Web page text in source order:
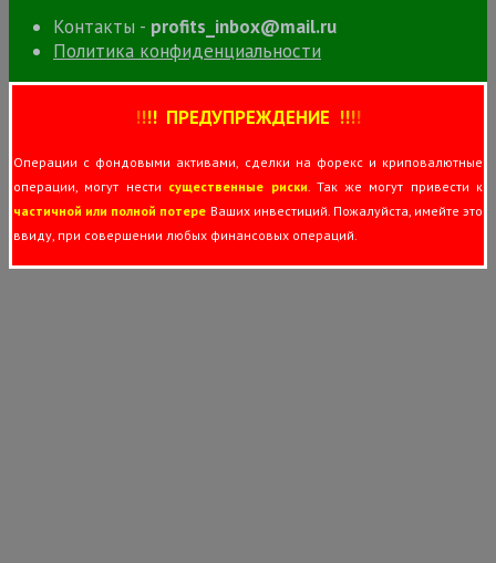
Контакты - profits_inbox@mail.ru
Политика конфиденциальности
!!!! ПРЕДУПРЕЖДЕНИЕ !!!!
Операции с фондовыми активами, сделки на форекс и криповалютные
операции, могут нести существенные риски. Так же могут привести к
частичной или полной потере Ваших инвестиций. Пожалуйста, имейте это
ввиду, при совершении любых финансовых операций.